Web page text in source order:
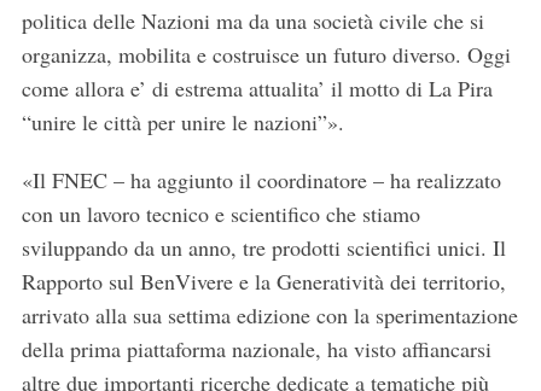
politica delle Nazioni ma da una società civile che si
organizza, mobilita e costruisce un futuro diverso. Oggi
come allora e’ di estrema attualita’ il motto di La Pira
“unire le città per unire le nazioni”».
«Il FNEC – ha aggiunto il coordinatore – ha realizzato
con un lavoro tecnico e scientifico che stiamo
sviluppando da un anno, tre prodotti scientifici unici. Il
Rapporto sul BenVivere e la Generatività dei territorio,
arrivato alla sua settima edizione con la sperimentazione
della prima piattaforma nazionale, ha visto affiancarsi
altre due importanti ricerche dedicate a tematiche più